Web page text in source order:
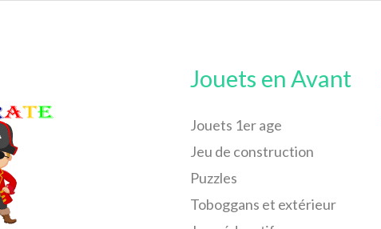
Jouets en Avant
Jouets 1er age
Jeu de construction
Puzzles
Toboggans et extérieur